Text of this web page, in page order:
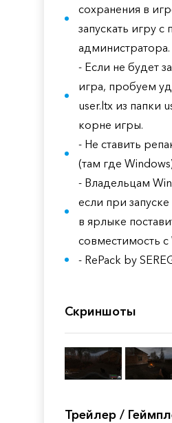
сохранения в
запускать игру с
администратора.
- Если не будет
игра, пробуем
user.ltx из папки
корне игры.
- Не ставить
(там где
- Владельцам
если при
в ярлыке
совместимость с
- RePack by
Скриншоты
Трейлер /